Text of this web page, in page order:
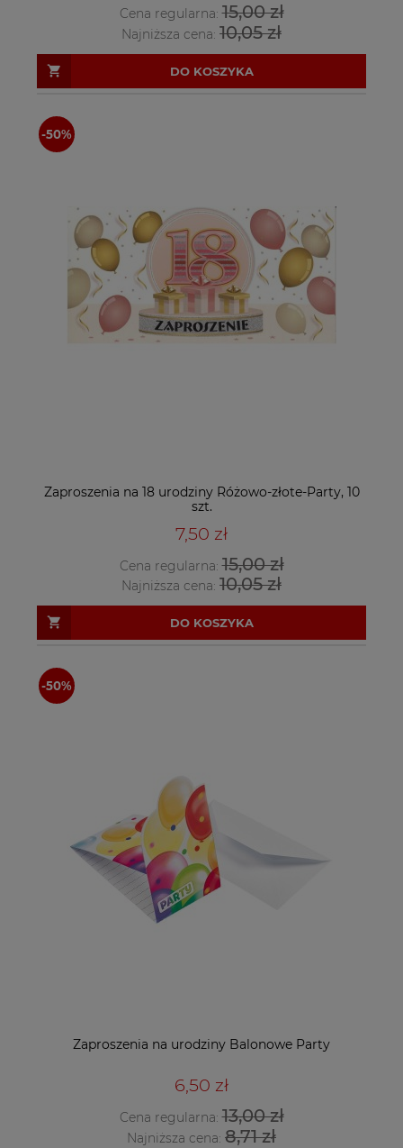
Cena regularna:15,00 zł
Najniższa cena: 10,05 zł
DO KOSZYKA
Zaproszenia na 18 urodziny Różowo-złote-Party, 10
szt.
7,50 zł
Cena regularna:15,00 zł
Najniższa cena: 10,05 zł
DO KOSZYKA
Zaproszenia na urodziny Balonowe Party
6,50 zł
Cena regularna:13,00 zł
Najniższa cena: 8,71 zł